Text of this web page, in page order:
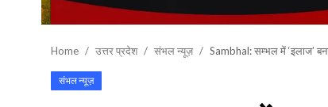
स्वास्थ्य\लाइफस्टाइल
विशेष स्टोरी
Home उत्तर प्रदेश संभल न्यूज़ Sambhal: सम्भल में ‘इलाज’
संभल न्यूज़